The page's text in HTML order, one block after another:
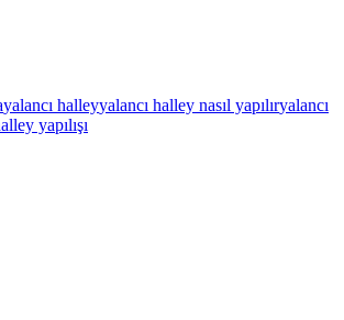
yalancı halleyyalancı halley nasıl yapılıryalancı
yapılışı